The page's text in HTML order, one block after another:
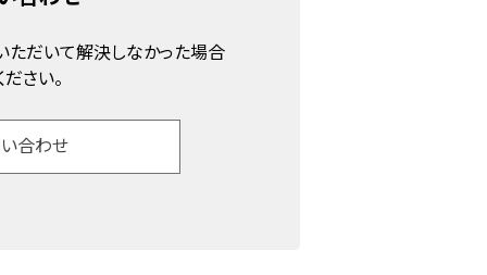
ただいて解決しなかった場合
さい。
合わせ